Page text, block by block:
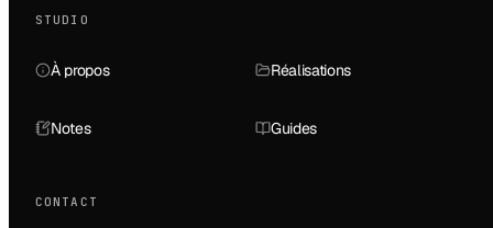
STUDIO
À propos Réalisations
Notes Guides
CONTACT